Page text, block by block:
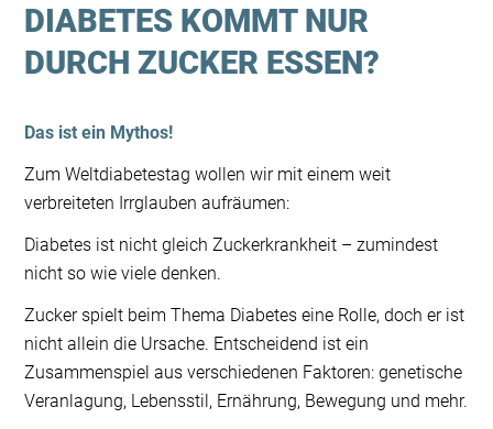
DIABETES KOMMT NUR
DURCH ZUCKER ESSEN?
Das ist ein Mythos!
Zum Weltdiabetestag wollen wir mit einem weit
verbreiteten Irrglauben aufräumen:
Diabetes ist nicht gleich Zuckerkrankheit – zumindest
nicht so wie viele denken.
Zucker spielt beim Thema Diabetes eine Rolle, doch er ist
nicht allein die Ursache. Entscheidend ist ein
Zusammenspiel aus verschiedenen Faktoren: genetische
Veranlagung, Lebensstil, Ernährung, Bewegung und mehr.